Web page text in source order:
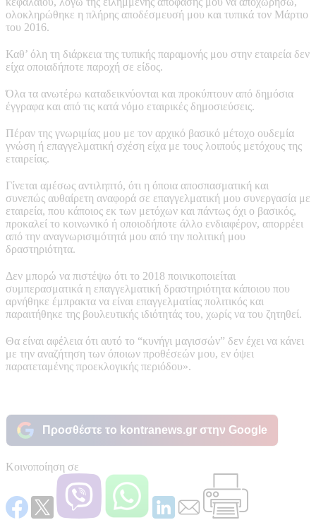
ολοκληρώθηκε η πλήρης αποδέσμευσή μου και τυπικά τον Μάρτιο
του 2016.
Καθ’ όλη τη διάρκεια της τυπικής παραμονής μου στην εταιρεία δεν
είχα οποιαδήποτε παροχή σε είδος.
Όλα τα ανωτέρω καταδεικνύονται και προκύπτουν από δημόσια
έγγραφα και από τις κατά νόμο εταιρικές δημοσιεύσεις.
Πέραν της γνωριμίας μου με τον αρχικό βασικό μέτοχο ουδεμία
γνώση ή επαγγελματική σχέση είχα με τους λοιπούς μετόχους της
εταιρείας.
Γίνεται αμέσως αντιληπτό, ότι η όποια αποσπασματική και
συνεπώς αυθαίρετη αναφορά σε επαγγελματική μου συνεργασία με
εταιρεία, που κάποιος εκ των μετόχων και πάντως όχι ο βασικός,
προκαλεί το κοινωνικό ή οποιοδήποτε άλλο ενδιαφέρον, απορρέει
από την αναγνωρισιμότητά μου από την πολιτική μου
δραστηριότητα.
Δεν μπορώ να πιστέψω ότι το 2018 ποινικοποιείται
συμπερασματικά η επαγγελματική δραστηριότητα κάποιου που
αρνήθηκε έμπρακτα να είναι επαγγελματίας πολιτικός και
παραιτήθηκε της βουλευτικής ιδιότητάς του, χωρίς να του ζητηθεί.
Θα είναι αφέλεια ότι αυτό το “κυνήγι μαγισσών” δεν έχει να κάνει
με την αναζήτηση των όποιων προθέσεών μου, εν όψει
παρατεταμένης προεκλογικής περιόδου».
Προσθέστε το kontranews.gr στην Google
Κοινοποίηση σε